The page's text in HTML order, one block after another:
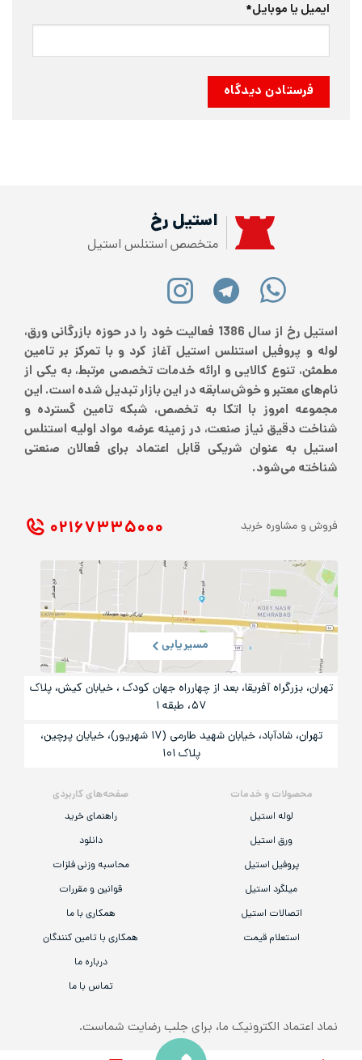
ایمیل یا موبایل*
استیل رخ
متخصص استنلس استیل
استیل رخ از سال 1386 فعالیت خود را در حوزه بازرگانی ورق،
لوله و پروفیل استنلس استیل آغاز کرد و با تمرکز بر تامین
مطمئن، تنوع کالایی و ارائه خدمات تخصصی مرتبط، به یکی از
نام‌های معتبر و خوش‌سابقه در این بازار تبدیل شده است. این
مجموعه امروز با اتکا به تخصص، شبکه تامین گسترده و
شناخت دقیق نیاز صنعت، در زمینه عرضه مواد اولیه استنلس
استیل به عنوان شریکی قابل اعتماد برای فعالان صنعتی
شناخته می‌شود.
محصولات و خدمات
لوله استیل
ورق استیل
پروفیل استیل
میلگرد استیل
اتصالات استیل
استعلام قیمت
صفحه‌های کاربردی
راهنمای خرید
دانلود
محاسبه وزنی فلزات
قوانین و مقررات
همکاری با ما
همکاری با تامین کنندگان
درباره ما
تماس با ما
نماد اعتماد الکترونیک ما، برای جلب رضایت شماست.
فروش و مشاوره خرید ۰۲۱ ۶۷۳۳۵۰۰۰
مسیریابی
تهران، بزرگراه آفریقا، بعد از چهارراه جهان کودک ، خیابان کیش، پلاک
۵۷، طبقه ۱
تهران، شادآباد، خیابان شهید طارمی (۱۷ شهریور)، خیایان پرچین،
پلاک ۱۰۱